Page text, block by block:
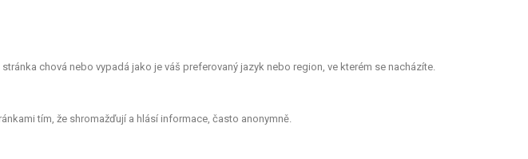
chová nebo vypadá jako je váš preferovaný jazyk nebo region, ve kterém se nacházíte.
tím, že shromažďují a hlásí informace, často anonymně.